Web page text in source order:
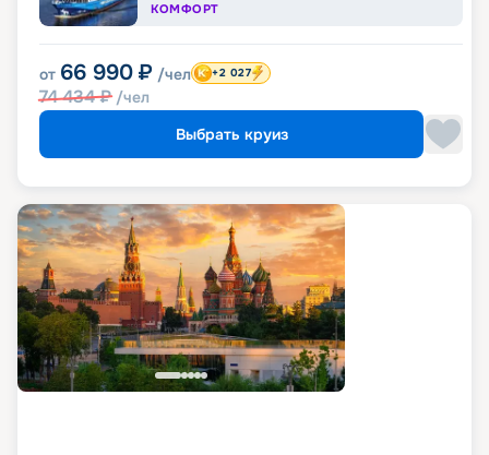
КОМФОРТ
от 66 990 ₽ /чел
74 434₽ /чел
+2 027
Выбрать круиз